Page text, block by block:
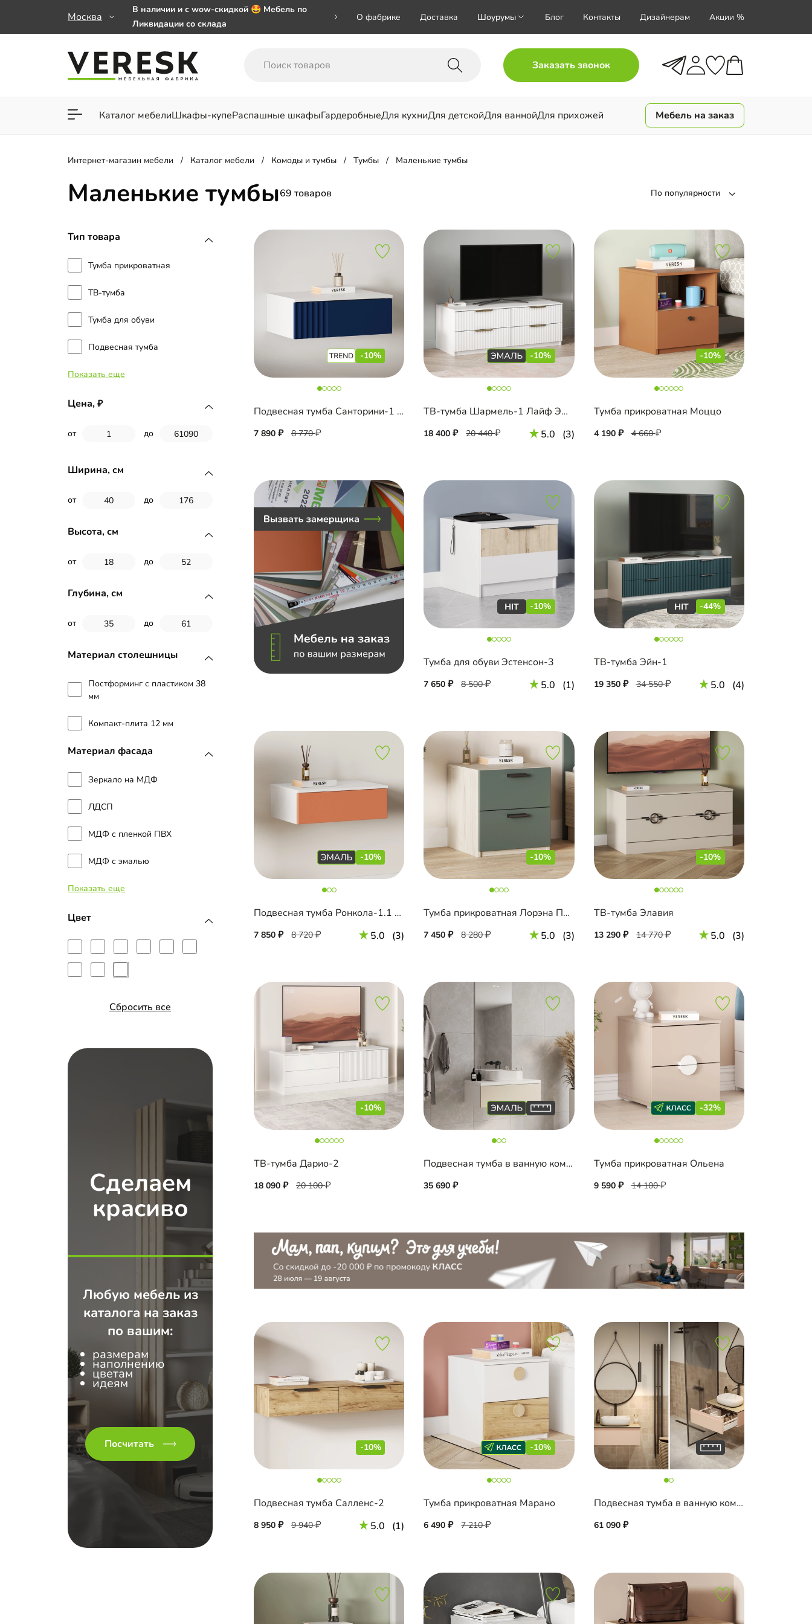
Москва
В наличии и с wow-скидкой 🤩 Мебель по
Ликвидации со склада
заказе от 50 000 ₽
Важно! Наш Whatsapp переехал на номер
О фабрике Доставка Шоурумы Блог Контакты Дизайнерам Акции %
Заказать звонок
Каталог мебелиШкафы-купеРаспашные шкафыГардеробныеДля кухниДля детскойДля ваннойДля прихожей
Для гостиной Для спальни
Мебель на заказ
Интернет-магазин мебели Каталог мебели Комоды и тумбы Тумбы Маленькие тумбы
Маленькие тумбы69 товаров По популярности
Тип товара
Тумба прикроватная
ТВ-тумба
Тумба для обуви
Подвесная тумба
Подвесная тумба в ванную
Показать еще
Цена,
от до
Ширина, см
от до
Высота, см
от до
Глубина, см
от до
Материал столешницы
Постформинг с пластиком 38
мм
Компакт-плита 12 мм
Материал фасада
Зеркало на МДФ
ЛДСП
МДФ с пленкой ПВХ
МДФ с эмалью
Планки МДФ
Показать еще
Цвет
Сбросить все
Сделаем
красиво
Любую мебель из
каталога на заказ
по вашим:
размерам
наполнению
цветам
идеям
Посчитать
-10%
Подвесная тумба Санторини-1 Лайф
7 890 8 770
-10%
ТВ-тумба Шармель-1 Лайф Эмаль
18 400 20 440 5.0 (3)
-10%
Тумба прикроватная Моццо
4 190 4 660
-10%
Тумба для обуви Эстенсон-3
7 650 8 500 5.0 (1)
-44%
ТВ-тумба Эйн-1
19 350 34 550 5.0 (4)
-10%
Подвесная тумба Ронкола-1.1 Эмаль
7 850 8 720 5.0 (3)
-10%
Тумба прикроватная Лорэна Премиум
7 450 8 280 5.0 (3)
-10%
ТВ-тумба Элавия
13 290 14 770 5.0 (3)
-10%
ТВ-тумба Дарио-2
18 090 20 100
Подвесная тумба в ванную комнату Порто-1
35 690
-32%
Тумба прикроватная Ольена
9 590 14 100
-10%
Подвесная тумба Салленс-2
8 950 9 940 5.0 (1)
-10%
Тумба прикроватная Марано
6 490 7 210
Подвесная тумба в ванную комнату Пьоджа-2
61 090